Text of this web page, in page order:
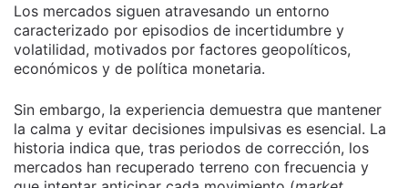
Los mercados siguen atravesando un entorno
caracterizado por episodios de incertidumbre y
volatilidad, motivados por factores geopolíticos,
económicos y de política monetaria.
Sin embargo, la experiencia demuestra que mantener
la calma y evitar decisiones impulsivas es esencial. La
historia indica que, tras periodos de corrección, los
mercados han recuperado terreno con frecuencia y